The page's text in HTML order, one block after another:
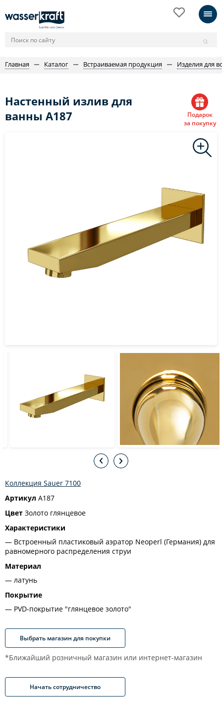
Главная Каталог Встраиваемая продукция Изделия для
Настенный излив для
ванны A187
Подарок
за покупку
Коллекция Sauer 7100
Артикул A187
Цвет Золото глянцевое
Характеристики
Встроенный пластиковый аэратор Neoperl (Германия) для
равномерного распределения струи
Материал
латунь
Покрытие
PVD-покрытие "глянцевое золото"
Выбрать магазин для покупки
*Ближайший розничный магазин или интернет-магазин
Начать сотрудничество